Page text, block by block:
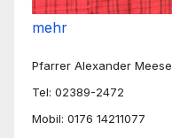
mehr
Pfarrer Alexander Meese
Tel: 02389-2472
Mobil: 0176 14211077